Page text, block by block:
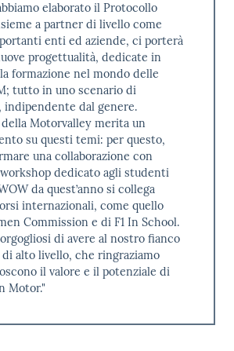
elaborato il Protocollo
a partner di livello come
enti ed aziende, ci porterà
progettualità, dedicate in
formazione nel mondo delle
tutto in uno scenario di
indipendente dal genere.
della Motorvalley merita un
su questi temi: per questo,
una collaborazione con
dedicato agli studenti
da quest’anno si collega
internazionali, come quello
Commission e di F1 In School.
di avere al nostro fianco
alto livello, che ringraziamo
il valore e il potenziale di
Motor."